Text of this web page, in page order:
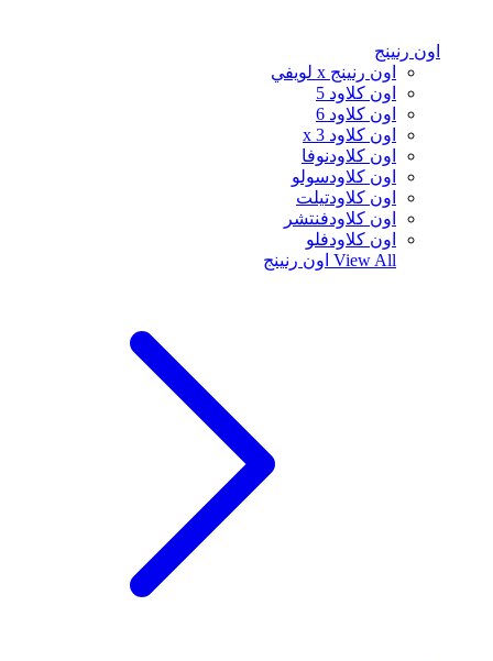
اون رنينج
اون رنينج x لويفي
اون كلاود 5
اون كلاود 6
اون كلاود x 3
اون كلاودنوفا
اون كلاودسولو
اون كلاودتيلت
اون كلاودفنتشر
اون كلاودفلو
View All اون رنينج